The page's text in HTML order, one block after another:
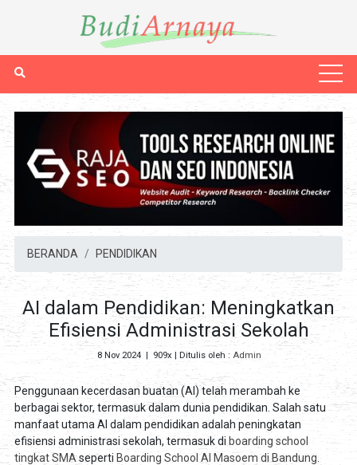
BERANDA PENDIDIKAN
AI dalam Pendidikan: Meningkatkan
Efisiensi Administrasi Sekolah
8 Nov 2024 909x | Ditulis oleh :Admin
Penggunaan kecerdasan buatan (AI) telah merambah ke
berbagai sektor, termasuk dalam dunia pendidikan. Salah satu
manfaat utama AI dalam pendidikan adalah peningkatan
efisiensi administrasi sekolah, termasuk di boarding school
tingkat SMA seperti Boarding School Al Masoem di Bandung